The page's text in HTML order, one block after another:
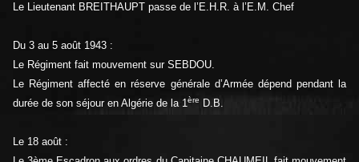
Le Lieutenant BREITHAUPT passe de l’E.H.R. à l’E.M. Chef
Du 3 au 5 août 1943 :
Le Régiment fait mouvement sur SEBDOU.
Le Régiment affecté en réserve générale d’Armée dépend pendant la
durée de son séjour en Algérie de la 1ère D.B.
Le 18 août :